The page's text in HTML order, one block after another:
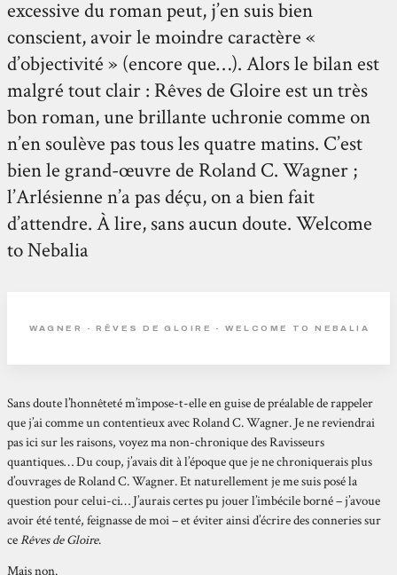
excessive du roman peut, j’en suis bien
conscient, avoir le moindre caractère «
d’objectivité » (encore que…). Alors le bilan est
malgré tout clair : Rêves de Gloire est un très
bon roman, une brillante uchronie comme on
n’en soulève pas tous les quatre matins. C’est
bien le grand-œuvre de Roland C. Wagner ;
l’Arlésienne n’a pas déçu, on a bien fait
d’attendre. À lire, sans aucun doute. Welcome
to Nebalia
WAGNER - RÊVES DE GLOIRE - WELCOME TO NEBALIA
Sans doute l’honnêteté m’impose-t-elle en guise de préalable de rappeler
que j’ai comme un contentieux avec Roland C. Wagner. Je ne reviendrai
pas ici sur les raisons, voyez ma non-chronique des Ravisseurs
quantiques… Du coup, j’avais dit à l’époque que je ne chroniquerais plus
d’ouvrages de Roland C. Wagner. Et naturellement je me suis posé la
question pour celui-ci… J’aurais certes pu jouer l’imbécile borné – j’avoue
avoir été tenté, feignasse de moi – et éviter ainsi d’écrire des conneries sur
ceRêves de Gloire.
Mais non.